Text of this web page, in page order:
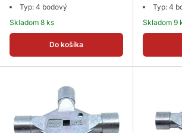
Typ: 4 bodový
Skladom 8 ks
Do košíka
Typ: 4
Skladom 9